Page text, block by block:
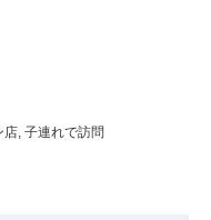
店, 子連れで訪問